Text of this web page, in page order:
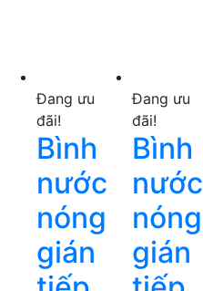
Đang ưu
đãi!
Bình
nước
nóng
gián
Đang ưu
đãi!
Bình
nước
nóng
gián